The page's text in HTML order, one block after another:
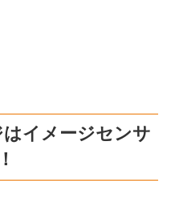
はイメージセンサ